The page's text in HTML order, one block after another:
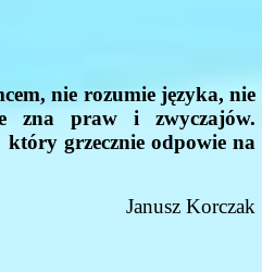
nie rozumie języka, nie
zna praw i zwyczajów.
grzecznie odpowie na
Janusz Korczak